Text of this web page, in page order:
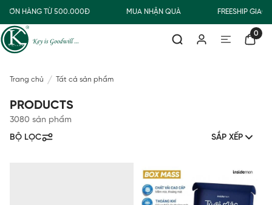
HÀNG TỪ 500.000Đ MUA NHẬN QUÀ FREESHIP GIAO
0
Trang chủ Tất cả sản phẩm
PRODUCTS
3080 sản phẩm
BỘ LỌC
SẮP XẾP